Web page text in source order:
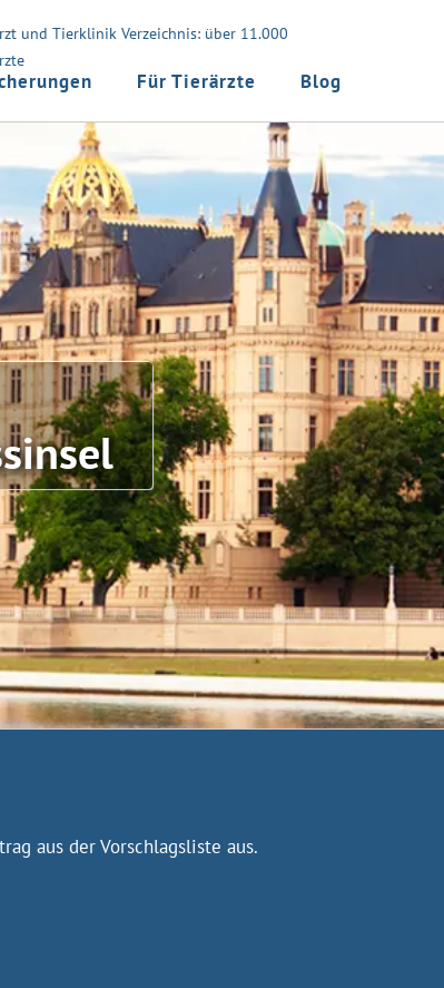
und Tierklinik Verzeichnis: über 11.000
Für Tierärzte Blog
aus der Vorschlagsliste aus.